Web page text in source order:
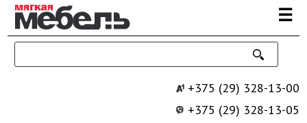
Перейти к основному содержанию ☰
+375 (29) 328-13-00
+375 (29) 328-13-05